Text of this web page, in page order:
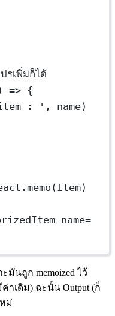
เพิ่มก็ได้
=> {
: ' , name)
memo (Item)
name=
มันถูก memoized ไว้
ค่าเดิม) ฉะนั้น Output (ก็
ม่